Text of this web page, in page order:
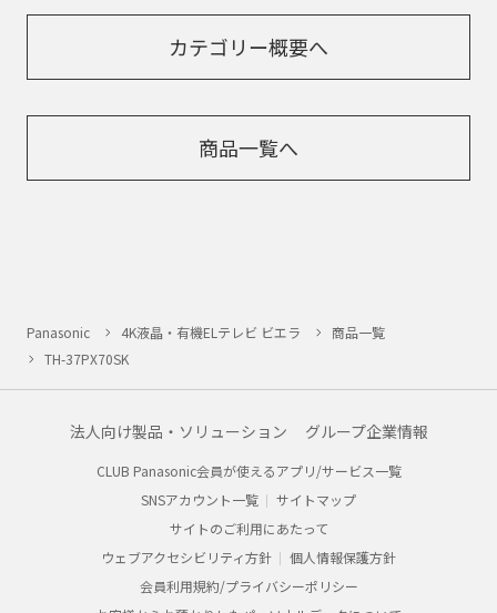
カテゴリー概要へ
商品一覧へ
Panasonic 4K液晶・有機ELテレビ ビエラ
商品一覧
TH-37PX70SK
法人向け製品・ソリューション グループ企業情報
CLUB Panasonic会員が使えるアプリ/サービス一覧
SNSアカウント一覧
サイトマップ
サイトのご利用にあたって
ウェブアクセシビリティ方針
個人情報保護方針
会員利用規約/プライバシーポリシー